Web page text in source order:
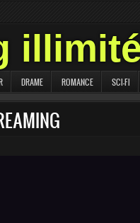
DRAME ROMANCE SCI-FI